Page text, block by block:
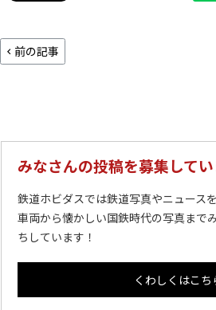
前の記事
みなさんの投稿を募集して
鉄道ホビダスでは鉄道写真やニュース
車両から懐かしい国鉄時代の写真まで
ちしています！
くわしくはこち